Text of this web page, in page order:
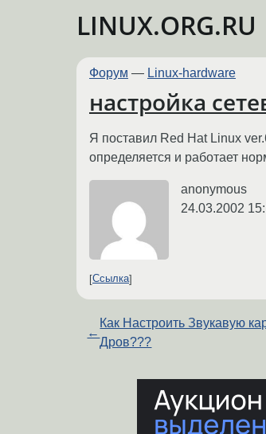
LINUX.ORG.RU
Форум — Linux-hardware
настройка
Я поставил Red Hat Linux
определяется и работает
anonymous
24.03.2002
Ссылка
←
Как Настроить Звукавую
Дров???